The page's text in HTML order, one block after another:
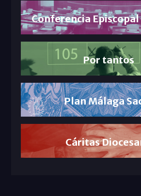
Conferencia
Por tantos
Plan Málaga
Cáritas